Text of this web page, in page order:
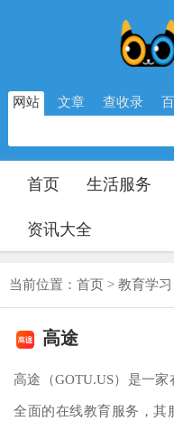
网站 文章 查收录
首页 生活服务
资讯大全
当前位置： 首页 > 教育学习
高途
高途（GOTU.US）是一
全面的在线教育服务，其